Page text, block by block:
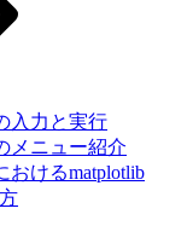
入力と実行
メニュー紹介
おけるmatplotlib